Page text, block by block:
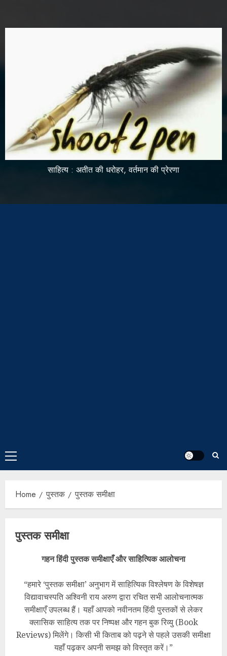
साहित्य : अतीत की धरोहर, वर्तमान की प्रेरणा
Home पुस्तक पुस्तक समीक्षा
पुस्तक समीक्षा
गहन हिंदी पुस्तक समीक्षाएँ और साहित्यिक आलोचना
“हमारे ‘पुस्तक समीक्षा’ अनुभाग में साहित्यिक विश्लेषण के विशेषज्ञ
विद्यावाचस्पति अश्विनी राय अरुण द्वारा रचित सभी आलोचनात्मक
समीक्षाएँ उपलब्ध हैं। यहाँ आपको नवीनतम हिंदी पुस्तकों से लेकर
क्लासिक साहित्य तक पर निष्पक्ष और गहन बुक रिव्यु (Book
Reviews) मिलेंगे। किसी भी किताब को पढ़ने से पहले उसकी समीक्षा
यहाँ पढ़कर अपनी समझ को विस्तृत करें।”